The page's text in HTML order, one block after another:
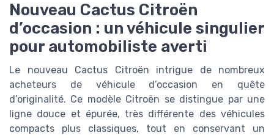
Nouveau Cactus Citroën
d’occasion : un véhicule singulier
pour automobiliste averti
Le nouveau Cactus Citroën intrigue de nombreux
acheteurs de véhicule d’occasion en quête
d’originalité. Ce modèle Citroën se distingue par une
ligne douce et épurée, très différente des véhicules
compacts plus classiques, tout en conservant un